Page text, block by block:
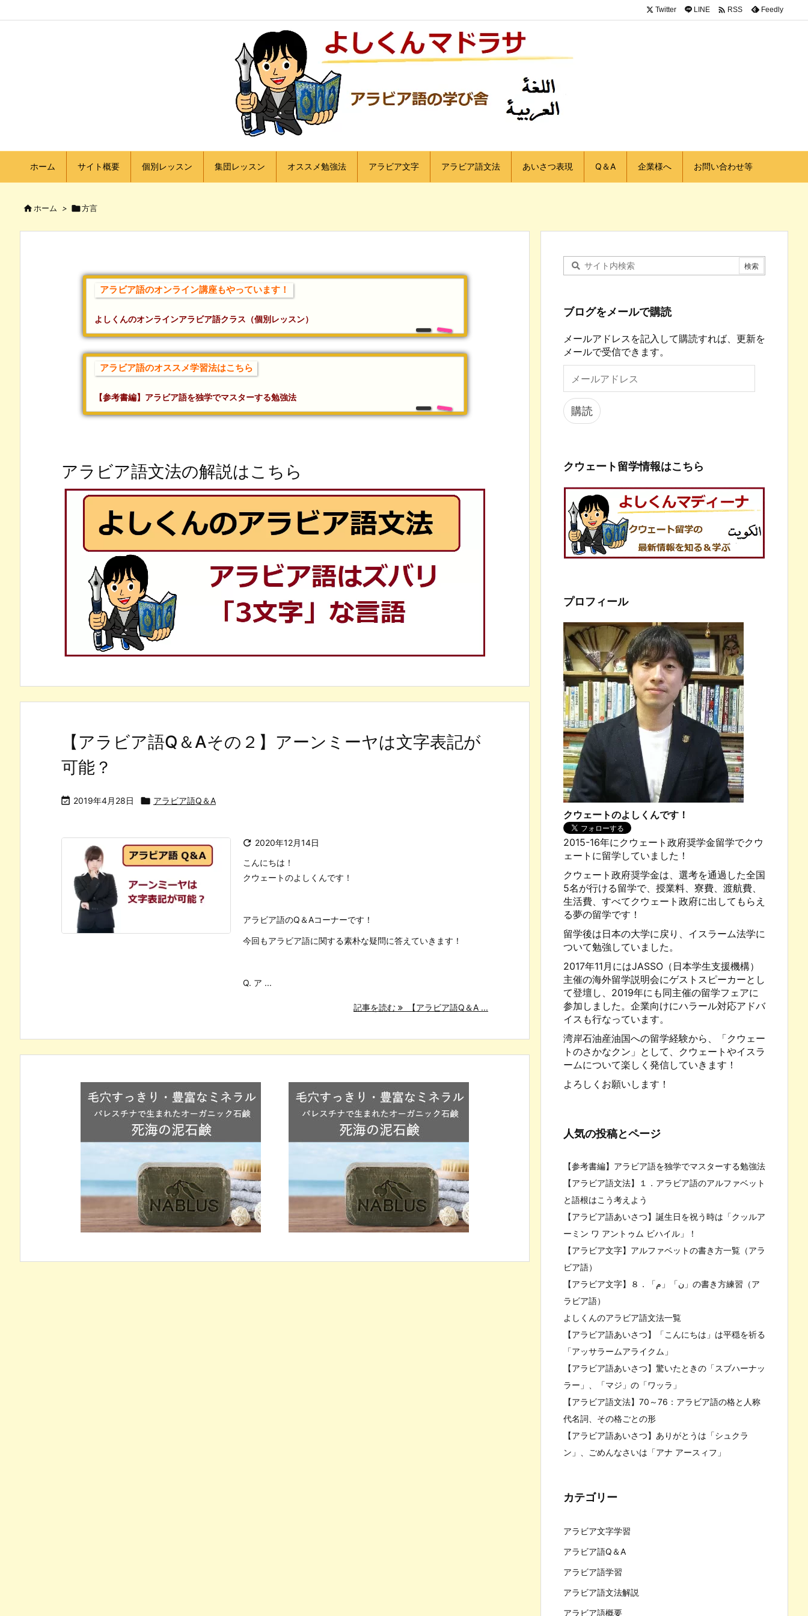
ホーム サイト概要 個別レッスン 集団レッスン オススメ勉強法 アラビア文字 アラビア語文法 あいさつ表現 Q＆A 企業様へ お問い合わせ等
Twitter LINE  RSS Feedly
ホーム > 方言
アラビア語のオンライン講座もやっています！
よしくんのオンラインアラビア語クラス（個別レッスン）
アラビア語のオススメ学習法はこちら
【参考書編】アラビア語を独学でマスターする勉強法
アラビア語文法の解説はこちら
【アラビア語Q＆Aその２】アーンミーヤは文字表記が
可能？
 2019年4月28日  アラビア語Q＆A
 2020年12月14日
こんにちは！
クウェートのよしくんです！
アラビア語のQ＆Aコーナーです！
今回もアラビア語に関する素朴な疑問に答えていきます！
Q. ア ...
記事を読む 【アラビア語Q＆A ...
ブログをメールで購読
メールアドレスを記入して購読すれば、更新を
メールで受信できます。
ル
ア
ド
購読
クウェート留学情報はこちら
プロフィール
クウェートのよしくんです！
2015-16年にクウェート政府奨学金留学でクウ
ェートに留学していました！
クウェート政府奨学金は、選考を通過した全国
5名が行ける留学で、授業料、寮費、渡航費、
生活費、すべてクウェート政府に出してもらえ
る夢の留学です！
留学後は日本の大学に戻り、イスラーム法学に
ついて勉強していました。
2017年11月にはJASSO（日本学生支援機構）
主催の海外留学説明会にゲストスピーカーとし
て登壇し、2019年にも同主催の留学フェアに
参加しました。企業向けにハラール対応アドバ
イスも行なっています。
湾岸石油産油国への留学経験から、「クウェー
トのさかなクン」として、クウェートやイスラ
ームについて楽しく発信していきます！
よろしくお願いします！
人気の投稿とページ
【参考書編】アラビア語を独学でマスターする勉強法
【アラビア語文法】１．アラビア語のアルファベット
と語根はこう考えよう
【アラビア語あいさつ】誕生日を祝う時は「クッルア
ーミン ワ アントゥム ビハイル」！
【アラビア文字】アルファベットの書き方一覧（アラ
ビア語）
【アラビア文字】８．「م」「ن」の書き方練習（ア
ラビア語）
よしくんのアラビア語文法一覧
【アラビア語あいさつ】「こんにちは」は平穏を祈る
「アッサラームアライクム」
【アラビア語あいさつ】驚いたときの「スブハーナッ
ラー」、「マジ」の「ワッラ」
【アラビア語文法】70～76：アラビア語の格と人称
代名詞、その格ごとの形
【アラビア語あいさつ】ありがとうは「シュクラ
ン」、ごめんなさいは「アナ アースィフ」
カテゴリー
アラビア文字学習
アラビア語Q＆A
アラビア語学習
アラビア語文法解説
アラビア語概要